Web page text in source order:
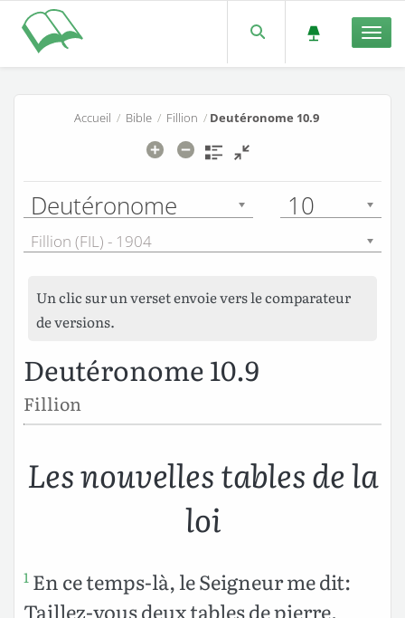
Accueil / Bible/ Fillion / Deutéronome 10.9
Deutéronome 10
Fillion (FIL) - 1904
Un clic sur un verset envoie vers le comparateur
de versions.
Deutéronome 10.9
Fillion
Les nouvelles tables de la
loi
1 En ce temps-là, le Seigneur me dit:
Taillez-vous deux tables de pierre,